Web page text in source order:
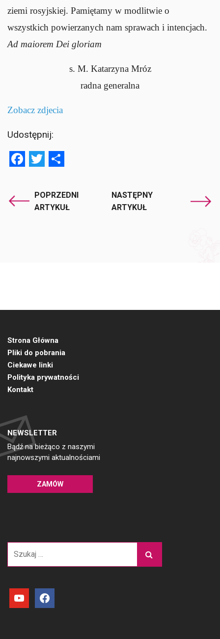
ziemi rosyjskiej. Pamiętamy w modlitwie o
wszystkich powierzanych nam sprawach i intencjach.
Ad maiorem Dei gloriam
s. M. Katarzyna Mróz
radna generalna
Zobacz zdjecia
Udostępnij:
Facebook
Twitter
POPRZEDNI
ARTYKUŁ
NASTĘPNY
ARTYKUŁ
Strona Główna
Pliki do pobrania
Ciekawe linki
Polityka prywatności
Kontakt
NEWSLETTER
Bądź na bieżąco z naszymi
najnowszymi aktualnościami
ZAMÓW
youtube facebook